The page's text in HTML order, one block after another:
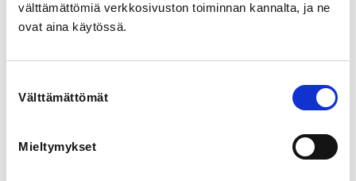
välttämättömiä verkkosivuston toiminnan kannalta, ja ne
ovat aina käytössä.
valinta
Välttämättömät
Mieltymykset
We 20.5.2026 at 15:00 - Th 30.7.2026 at 12:00
ADDITIONAL INFORMATION
044 902 7515